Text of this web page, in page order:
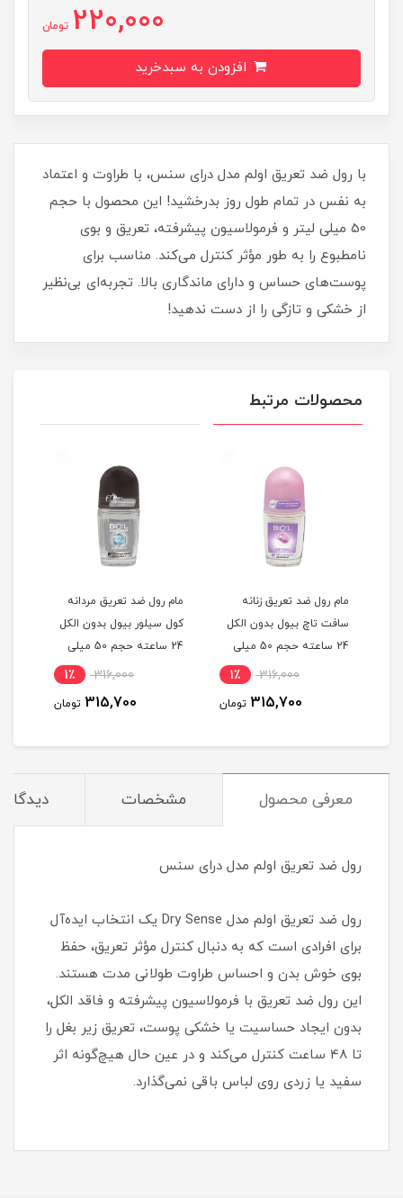
220,000 تومان
با رول ضد تعریق اولم مدل درای سنس، با طراوت و اعتماد
به‌ نفس در تمام طول روز بدرخشید! این محصول با حجم
50 میلی‌ لیتر و فرمولاسیون پیشرفته، تعریق و بوی
نامطبوع را به‌ طور مؤثر کنترل می‌کند. مناسب برای
پوست‌های حساس و دارای ماندگاری بالا. تجربه‌ای بی‌نظیر
از خشکی و تازگی را از دست ندهید!
محصولات مرتبط
مام رول ضد تعریق زنانه
سافت تاچ بیول بدون الکل
24 ساعته حجم 50 میلی
316,000 1٪
315,700 تومان
مام رول ضد تعریق مردانه
کول سیلور بیول بدون الکل
24 ساعته حجم 50 میلی
316,000 1٪
315,700 تومان
معرفی محصول مشخصات
رول ضد تعریق اولم مدل درای سنس
رول ضد تعریق اولم مدل Dry Sense یک انتخاب ایده‌آل
برای افرادی است که به دنبال کنترل مؤثر تعریق، حفظ
بوی خوش بدن و احساس طراوت طولانی‌ مدت هستند.
این رول ضد تعریق با فرمولاسیون پیشرفته و فاقد الکل،
بدون ایجاد حساسیت یا خشکی پوست، تعریق زیر بغل را
تا 48 ساعت کنترل می‌کند و در عین حال هیچ‌گونه اثر
سفید یا زردی روی لباس باقی نمی‌گذارد.